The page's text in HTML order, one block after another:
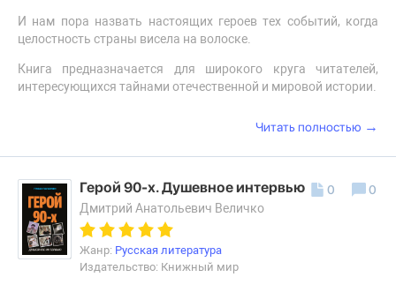
И нам пора назвать настоящих героев тех событий, когда
целостность страны висела на волоске.
Книга предназначается для широкого круга читателей,
интересующихся тайнами отечественной и мировой истории.
Читать полностью →
Герой 90-х. Душевное интервью
Дмитрий Анатольевич Величко
Жанр: Русская литература
Издательство: Книжный мир
0 0